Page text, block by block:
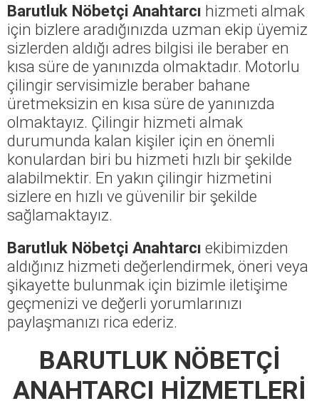
Barutluk Nöbetçi Anahtarcı hizmeti almak
için bizlere aradığınızda uzman ekip üyemiz
sizlerden aldığı adres bilgisi ile beraber en
kısa süre de yanınızda olmaktadır. Motorlu
çilingir servisimizle beraber bahane
üretmeksizin en kısa süre de yanınızda
olmaktayız. Çilingir hizmeti almak
durumunda kalan kişiler için en önemli
konulardan biri bu hizmeti hızlı bir şekilde
alabilmektir. En yakın çilingir hizmetini
sizlere en hızlı ve güvenilir bir şekilde
sağlamaktayız.
Barutluk Nöbetçi Anahtarcı ekibimizden
aldığınız hizmeti değerlendirmek, öneri veya
şikayette bulunmak için bizimle iletişime
geçmenizi ve değerli yorumlarınızı
paylaşmanızı rica ederiz.
BARUTLUK NÖBETÇİ
ANAHTARCI HİZMETLERİ